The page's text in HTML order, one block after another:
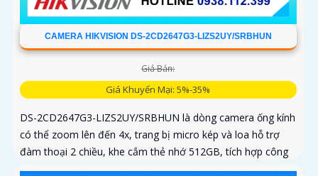
CAMERA HIKVISION DS-2CD2647G3-LIZS2UY/SRBHUN
Giá Bán:
Giá Khuyến Mại: 5%-35%
DS-2CD2647G3-LIZS2UY/SRBHUN là dòng camera ống kính
có thể zoom lên đến 4x, trang bị micro kép và loa hỗ trợ
đàm thoại 2 chiều, khe cắm thẻ nhớ 512GB, tích hợp công
nghệ AI trong việc cân bằng màu sáng trong điều kiện ánh